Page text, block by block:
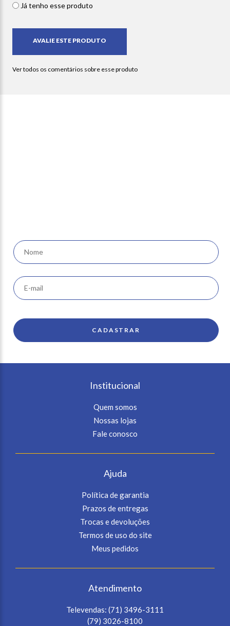
Já tenho esse produto
Institucional
Quem somos
Nossas lojas
Fale conosco
Ajuda
Política de garantia
Prazos de entregas
Trocas e devoluções
Termos de uso do site
Meus pedidos
Atendimento
Televendas: (71) 3496-3111
(79) 3026-8100